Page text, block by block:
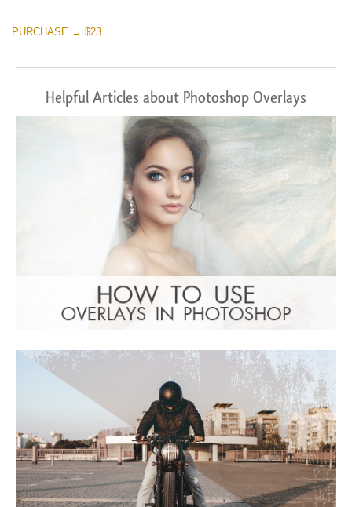
PURCHASE → $23
Helpful Articles about Photoshop Overlays